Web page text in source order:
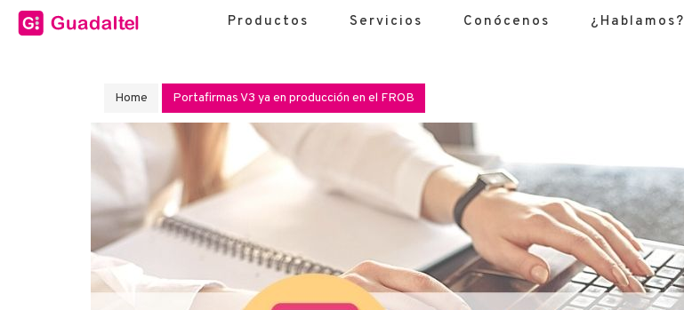
Productos Servicios Conócenos ¿Hablamos?
Home Portafirmas V3 ya en producción en el FROB